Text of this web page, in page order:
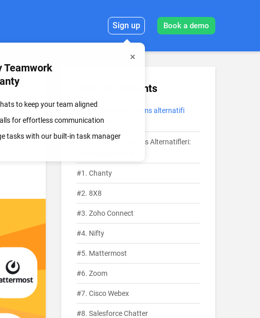
Sign up
Teamwork
to keep your team aligned
for effortless communication
tasks with our built-in task manager
Book a demo
Table of Contents
Neden Microsoft Teams alternatifi
aramalısınız?
En İyi Microsoft Teams Alternatifleri:
#1. Chanty
#2. 8X8
#3. Zoho Connect
#4. Nifty
#5. Mattermost
#6. Zoom
#7. Cisco Webex
#8. Salesforce Chatter